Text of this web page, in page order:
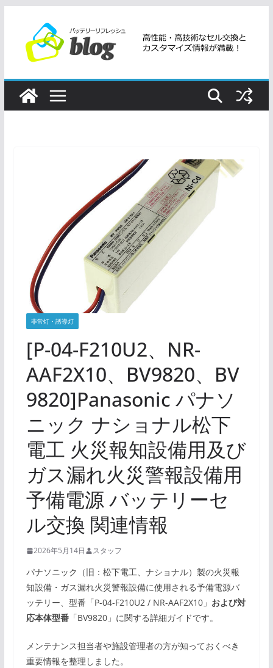
ツ
非常灯・誘導灯
[P-04-F210U2、NR-
AAF2X10、BV9820、BV
9820]Panasonic パナソ
ニック ナショナル松下
電工 火災報知設備用及び
ガス漏れ火災警報設備用
予備電源 バッテリーセ
ル交換 関連情報
2026年5月14日 スタッフ
パナソニック（旧：松下電工、ナショナル）製の火災報
知設備・ガス漏れ火災警報設備に使用される予備電源バ
ッテリー、型番「P-04-F210U2 / NR-AAF2X10」 および対
応本体型番「BV9820」に関する詳細ガイドです。
メンテナンス担当者や施設管理者の方が知っておくべき
重要情報を整理しました。